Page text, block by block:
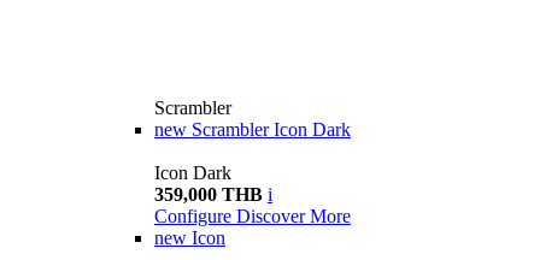
Scrambler
new Scrambler Icon Dark
Icon Dark
359,000 THB i
Configure Discover More
new Icon